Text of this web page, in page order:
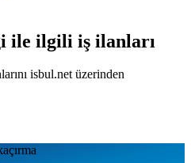
ile ilgili iş ilanları
isbul.net üzerinden